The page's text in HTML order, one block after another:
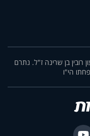
בן שרינה ז"ל. נתרם
הי"ו